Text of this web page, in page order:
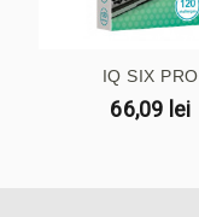
IQ SIX PRO
66,09 lei